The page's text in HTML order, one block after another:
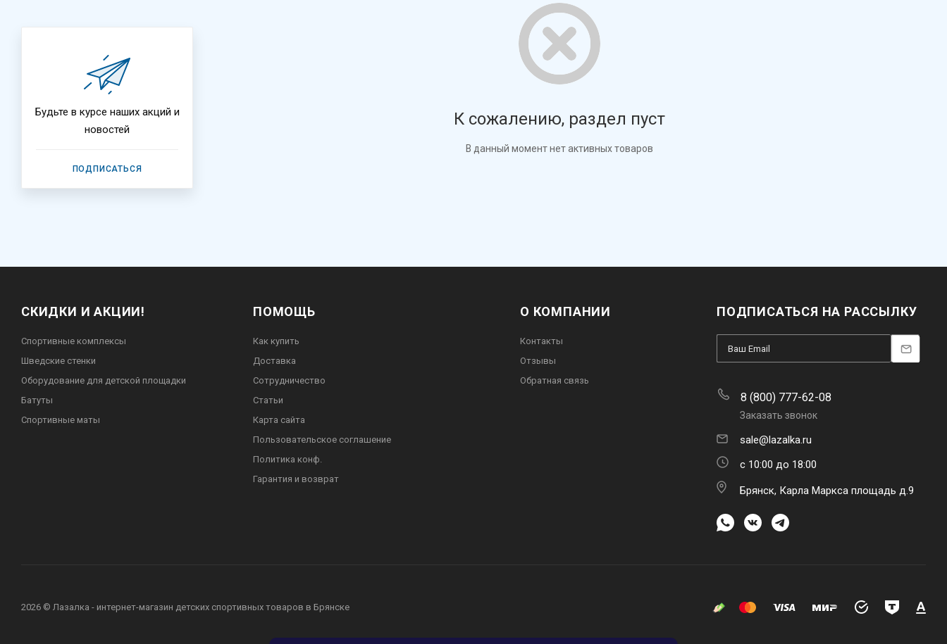
К сожалению, раздел пуст
В данный момент нет активных товаров
Будьте в курсе наших акций и
новостей
ПОДПИСАТЬСЯ
СКИДКИ И АКЦИИ!
Спортивные комплексы
Шведские стенки
Оборудование для детской площадки
Батуты
Спортивные маты
ПОМОЩЬ
Как купить
Доставка
Сотрудничество
Статьи
Карта сайта
Пользовательское соглашение
Политика конф.
Гарантия и возврат
О КОМПАНИИ
Контакты
Отзывы
Обратная связь
ПОДПИСАТЬСЯ НА РАССЫЛКУ
8 (800) 777-62-08
Заказать звонок
sale@lazalka.ru
с 10:00 до 18:00
Брянск, Карла Маркса площадь д.9
2026 © Лазалка - интернет-магазин детских спортивных товаров в Брянске